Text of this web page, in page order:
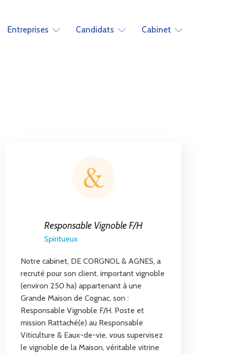
Entreprises Candidats Cabinet
Responsable Vignoble F/H
Spiritueux
Notre cabinet, DE CORGNOL & AGNES, a
recruté pour son client, important vignoble
(environ 250 ha) appartenant à une
Grande Maison de Cognac, son :
Responsable Vignoble F/H. Poste et
mission Rattaché(e) au Responsable
Viticulture & Eaux-de-vie, vous supervisez
le vignoble de la Maison, véritable vitrine